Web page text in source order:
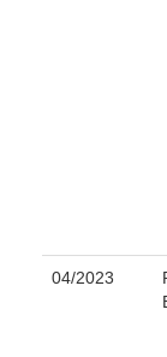
Gestão
04/2023